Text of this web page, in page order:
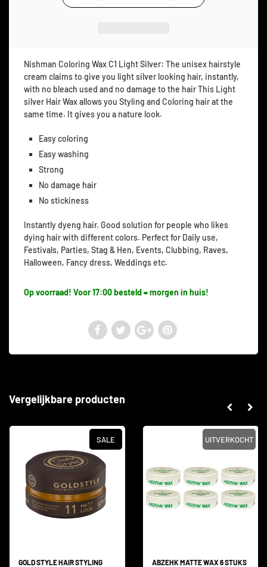
Nishman Coloring Wax C1 Light Silver: The unisex hairstyle
cream claims to give you light silver looking hair, instantly,
with no bleach used and no damage to the hair This Light
silver Hair Wax allows you Styling and Coloring hair at the
same time. It gives you a nature look.
Easy coloring
Easy washing
Strong
No damage hair
No stickiness
Instantly dyeng hair. Good solution for people who likes
dying hair with different colors. Perfect for Daily use,
Festivals, Parties, Stag & Hen, Events, Clubbing, Raves,
Halloween, Fancy dress, Weddings etc.
Op voorraad! Voor 17:00 besteld = morgen in huis!
Vergelijkbare producten
SALE
GOLD STYLE HAIR STYLING
UITVERKOCHT
ABZEHK MATTE WAX 6 STUKS